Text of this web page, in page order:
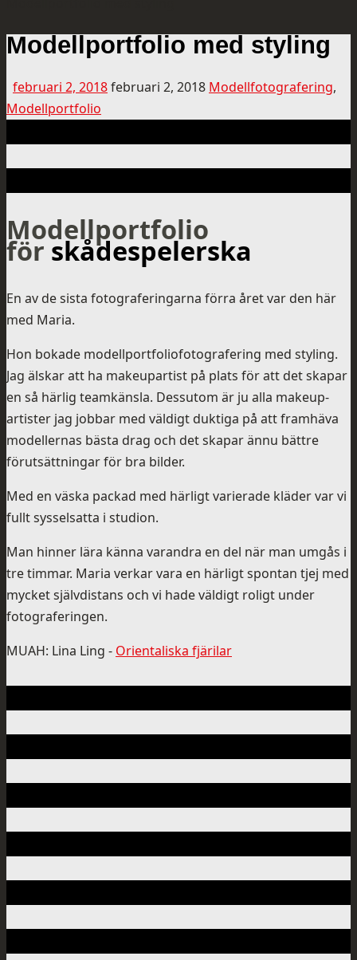
Modellportfolio med styling
februari 2, 2018februari 2, 2018 Modellfotografering,
Modellportfolio
Modellportfolio
förskådespelerska
En av de sista fotograferingarna förra året var den här
med Maria.
Hon bokade modellportfoliofotografering med styling.
Jag älskar att ha makeupartist på plats för att det skapar
en så härlig teamkänsla. Dessutom är ju alla makeup-
artister jag jobbar med väldigt duktiga på att framhäva
modellernas bästa drag och det skapar ännu bättre
förutsättningar för bra bilder.
Med en väska packad med härligt varierade kläder var vi
fullt sysselsatta i studion.
Man hinner lära känna varandra en del när man umgås i
tre timmar. Maria verkar vara en härligt spontan tjej med
mycket självdistans och vi hade väldigt roligt under
fotograferingen.
MUAH: Lina Ling - Orientaliska fjärilar